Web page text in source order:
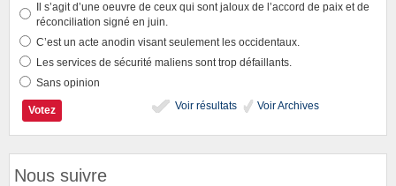
Il s’agit d’une oeuvre de ceux qui sont jaloux de l’accord de paix et de
réconciliation signé en juin.
C’est un acte anodin visant seulement les occidentaux.
Les services de sécurité maliens sont trop défaillants.
Sans opinion
Voir résultats
Voir Archives
Nous suivre